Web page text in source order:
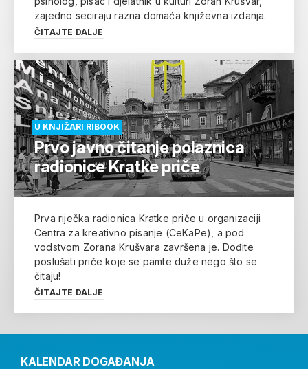
zajedno seciraju razna domaća književna izdanja.
ČITAJTE DALJE
U KNJIŽARI RIBOOK
Prvo javno čitanje polaznica
radionice Kratke priče
Prva riječka radionica Kratke priče u organizaciji
Centra za kreativno pisanje (CeKaPe), a pod
vodstvom Zorana Krušvara završena je. Dođite
poslušati priče koje se pamte duže nego što se
čitaju!
ČITAJTE DALJE
KALENDAR DOGAĐANJA